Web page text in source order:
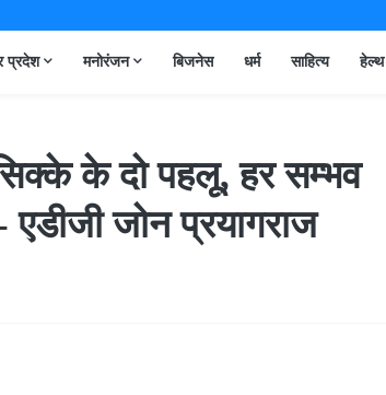
प्रदेश मनोरंजन बिजनेस धर्म साहित्य हेल्थ
के दो पहलू, हर सम्भव
एडीजी जोन प्रयागराज